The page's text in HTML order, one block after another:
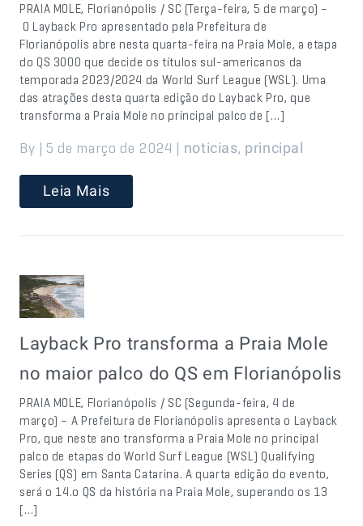
PRAIA MOLE, Florianópolis / SC (Terça-feira, 5 de março) –
O Layback Pro apresentado pela Prefeitura de
Florianópolis abre nesta quarta-feira na Praia Mole, a etapa
do QS 3000 que decide os títulos sul-americanos da
temporada 2023/2024 da World Surf League (WSL). Uma
das atrações desta quarta edição do Layback Pro, que
transforma a Praia Mole no principal palco de […]
By | 5 de março de 2024 | noticias, principal
Leia Mais
Layback Pro transforma a Praia Mole
no maior palco do QS em Florianópolis
PRAIA MOLE, Florianópolis / SC (Segunda-feira, 4 de
março) – A Prefeitura de Florianópolis apresenta o Layback
Pro, que neste ano transforma a Praia Mole no principal
palco de etapas do World Surf League (WSL) Qualifying
Series (QS) em Santa Catarina. A quarta edição do evento,
será o 14.o QS da história na Praia Mole, superando os 13
[…]